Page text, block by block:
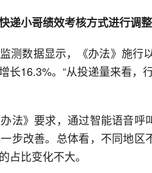
递小哥绩效考核方式进行调整
测数据显示，《办法》施行
长16.3%。“从投递量来看，
法》要求，通过智能语音呼
步改善。总体看，不同地区
占比变化不大。